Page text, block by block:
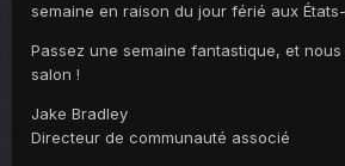
semaine en raison du jour férié aux
Passez une semaine fantastique, et
salon !
Jake Bradley
Directeur de communauté associé